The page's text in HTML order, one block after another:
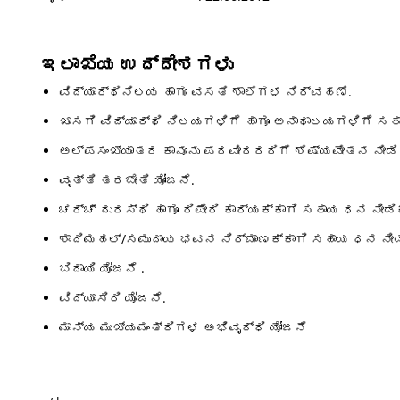
ಇಲಾಖೆಯ ಉದ್ದೇಶಗಳು
ವಿದ್ಯಾರ್ಥಿನಿಲಯ ಹಾಗೂ ವಸತಿ ಶಾಲೆಗಳ ನಿರ್ವಹಣೆ.
ಖಾಸಗಿ ವಿದ್ಯಾರ್ಥಿ ನಿಲಯಗಳಿಗೆ ಹಾಗೂ ಅನಾಥಾಲಯಗಳಿಗೆ
ಅಲ್ಪಸಂಖ್ಯಾತರ ಕಾನೂನು ಪದವೀಧರರಿಗೆ ಶಿಷ್ಯವೇತನ
ವೃತ್ತಿ ತರಬೇತಿ ಯೋಜನೆ.
ಚರ್ಚ್ ದುರಸ್ಥಿ ಹಾಗೂ ರಿಪೇರಿ ಕಾರ್ಯಕ್ಕಾಗಿ ಸಹಾಯ ಧನ
ಶಾದಿಮಹಲ್/ಸಮುದಾಯ ಭವನ ನಿರ್ಮಾಣಕ್ಕಾಗಿ ಸಹಾಯ ಧನ
ಬಿದಾಯಿ ಯೋಜನೆ .
ವಿದ್ಯಾಸಿರಿ ಯೋಜನೆ.
ಮಾನ್ಯ ಮುಖ್ಯಮಂತ್ರಿಗಳ ಅಭಿವೃದ್ಧಿ ಯೋಜನೆ